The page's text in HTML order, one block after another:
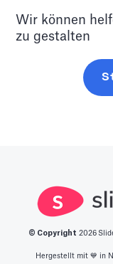
Wir können
zu gestalten
© Copyright 2026
Hergestellt mit 💙️ in